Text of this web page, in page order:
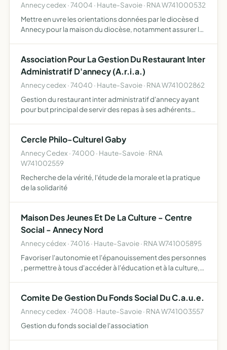
Annecy cedex · 74004 · Haute-Savoie · RNA W741000532
Mettre en uvre les orientations données par le diocèse d
Annecy pour la maison du diocèse, notamment assurer l
Association Pour La Gestion Du Restaurant Inter
Administratif D'annecy (A.r.i.a.)
Annecy cedex · 74040 · Haute-Savoie · RNA W741002862
Gestion du restaurant inter administratif d'annecy ayant
pour but principal de servir des repas à ses adhérents
Cercle Philo-Culturel Gaby
Annecy Cedex · 74000 · Haute-Savoie · RNA
W741002559
Recherche de la vérité, l'étude de la morale et la pratique
de la solidarité
Maison Des Jeunes Et De La Culture - Centre
Social - Annecy Nord
Annecy cédex · 74016 · Haute-Savoie · RNA W741005895
Favoriser l'autonomie et l'épanouissement des personnes
, permettre à tous d'accéder à l'éducation et à la culture,
Comite De Gestion Du Fonds Social Du C.a.u.e.
Annecy cedex · 74008 · Haute-Savoie · RNA W741003557
Gestion du fonds social de l'association